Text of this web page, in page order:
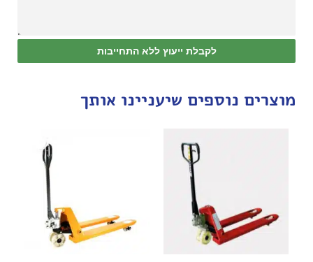
לקבלת ייעוץ ללא התחייבות
מוצרים נוספים שיעניינו אותך